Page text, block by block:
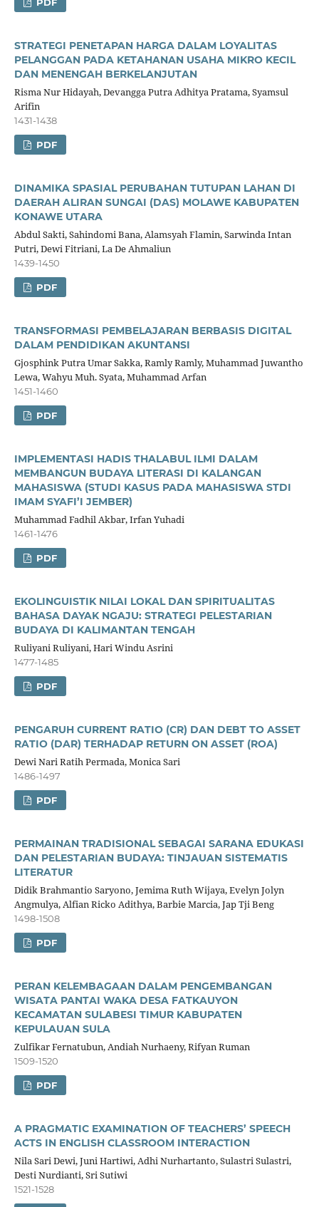
PDF
STRATEGI PENETAPAN HARGA DALAM LOYALITAS
PELANGGAN PADA KETAHANAN USAHA MIKRO KECIL
DAN MENENGAH BERKELANJUTAN
Risma Nur Hidayah, Devangga Putra Adhitya Pratama, Syamsul
Arifin
1431-1438
PDF
DINAMIKA SPASIAL PERUBAHAN TUTUPAN LAHAN DI
DAERAH ALIRAN SUNGAI (DAS) MOLAWE KABUPATEN
KONAWE UTARA
Abdul Sakti, Sahindomi Bana, Alamsyah Flamin, Sarwinda Intan
Putri, Dewi Fitriani, La De Ahmaliun
1439-1450
PDF
TRANSFORMASI PEMBELAJARAN BERBASIS DIGITAL
DALAM PENDIDIKAN AKUNTANSI
Gjosphink Putra Umar Sakka, Ramly Ramly, Muhammad Juwantho
Lewa, Wahyu Muh. Syata, Muhammad Arfan
1451-1460
PDF
IMPLEMENTASI HADIS THALABUL ILMI DALAM
MEMBANGUN BUDAYA LITERASI DI KALANGAN
MAHASISWA (STUDI KASUS PADA MAHASISWA STDI
IMAM SYAFI’I JEMBER)
Muhammad Fadhil Akbar, Irfan Yuhadi
1461-1476
PDF
EKOLINGUISTIK NILAI LOKAL DAN SPIRITUALITAS
BAHASA DAYAK NGAJU: STRATEGI PELESTARIAN
BUDAYA DI KALIMANTAN TENGAH
Ruliyani Ruliyani, Hari Windu Asrini
1477-1485
PDF
PENGARUH CURRENT RATIO (CR) DAN DEBT TO ASSET
RATIO (DAR) TERHADAP RETURN ON ASSET (ROA)
Dewi Nari Ratih Permada, Monica Sari
1486-1497
PDF
PERMAINAN TRADISIONAL SEBAGAI SARANA EDUKASI
DAN PELESTARIAN BUDAYA: TINJAUAN SISTEMATIS
LITERATUR
Didik Brahmantio Saryono, Jemima Ruth Wijaya, Evelyn Jolyn
Angmulya, Alfian Ricko Adithya, Barbie Marcia, Jap Tji Beng
1498-1508
PDF
PERAN KELEMBAGAAN DALAM PENGEMBANGAN
WISATA PANTAI WAKA DESA FATKAUYON
KECAMATAN SULABESI TIMUR KABUPATEN
KEPULAUAN SULA
Zulfikar Fernatubun, Andiah Nurhaeny, Rifyan Ruman
1509-1520
PDF
A PRAGMATIC EXAMINATION OF TEACHERS’ SPEECH
ACTS IN ENGLISH CLASSROOM INTERACTION
Nila Sari Dewi, ­Juni Hartiwi, Adhi Nurhartanto, Sulastri Sulastri,
Desti Nurdianti, Sri Sutiwi
1521-1528